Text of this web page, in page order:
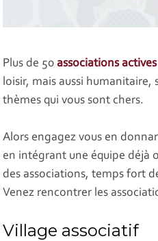
Plus de 50 associations actives
loisir, mais aussi
thèmes qui vous sont chers.
Alors engagez vous en
en intégrant une équipe déjà
des associations, temps fort
Venez rencontrer les
Village associatif